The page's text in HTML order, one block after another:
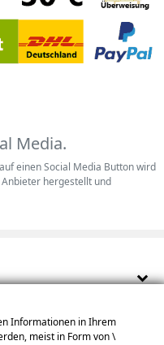
Media.
einen Social Media Button wird
hergestellt und
Informationen in Ihrem
meist in Form von \